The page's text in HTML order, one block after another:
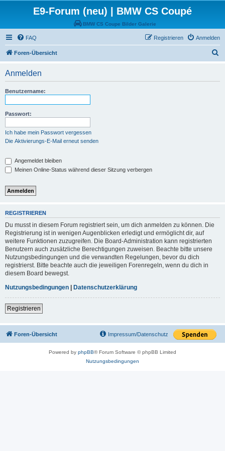
E9-Forum (neu) | BMW CS Coupé
BMW CS Coupe Bilder Galerie
FAQ Anmelden
Registrieren
Foren-Übersicht
Anmelden
Benutzername:
Passwort:
Ich habe mein Passwort vergessen
Die Aktivierungs-E-Mail erneut senden
Angemeldet bleiben
Meinen Online-Status während dieser Sitzung verbergen
REGISTRIEREN
Du musst in diesem Forum registriert sein, um dich anmelden zu können. Die
Registrierung ist in wenigen Augenblicken erledigt und ermöglicht dir, auf
weitere Funktionen zuzugreifen. Die Board-Administration kann registrierten
Benutzern auch zusätzliche Berechtigungen zuweisen. Beachte bitte unsere
Nutzungsbedingungen und die verwandten Regelungen, bevor du dich
registrierst. Bitte beachte auch die jeweiligen Forenregeln, wenn du dich in
diesem Board bewegst.
Nutzungsbedingungen | Datenschutzerklärung
Registrieren
Foren-Übersicht Impressum/Datenschutz
Powered by phpBB® Forum Software © phpBB Limited
Nutzungsbedingungen